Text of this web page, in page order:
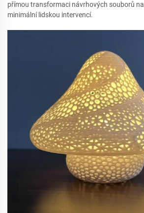
přímou transformaci návrhových souborů
minimální lidskou intervencí.